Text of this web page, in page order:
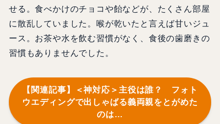
せる。食べかけのチョコや飴などが、たくさん部屋
に散乱していました。喉が乾いたと言えば甘いジュ
ース。お茶や水を飲む習慣がなく、食後の歯磨きの
習慣もありませんでした。
【関連記事】＜神対応＞主役は誰？ フォト
ウエディングで出しゃばる義両親をとがめた
のは…